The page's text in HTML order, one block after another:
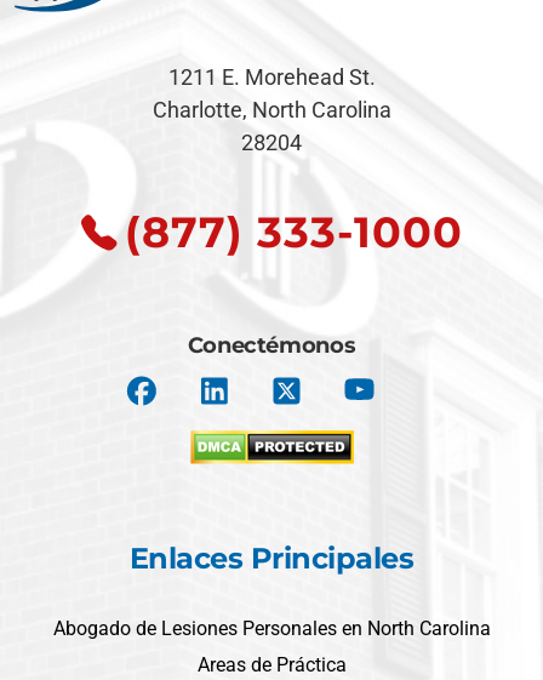
1211 E. Morehead St.
Charlotte, North Carolina
28204
(877) 333-1000
Conectémonos
Enlaces Principales
Abogado de Lesiones Personales en North Carolina
Areas de Práctica